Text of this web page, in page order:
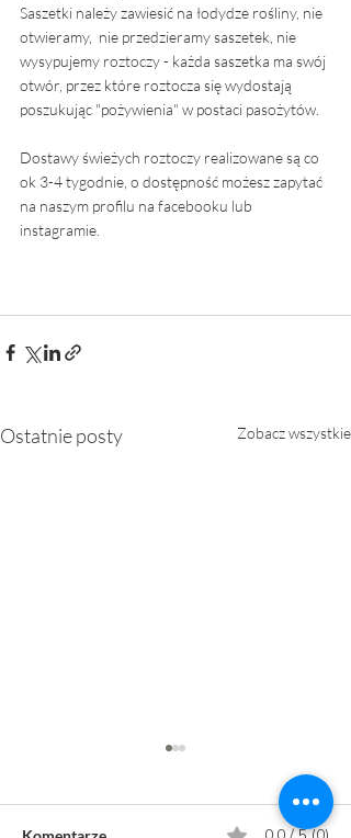
Saszetki należy zawiesić na łodydze rośliny, nie
otwieramy,  nie przedzieramy saszetek, nie
wysypujemy roztoczy - każda saszetka ma swój
otwór, przez które roztocza się wydostają
poszukując "pożywienia" w postaci pasożytów.
Dostawy świeżych roztoczy realizowane są co
ok 3-4 tygodnie, o dostępność możesz zapytać
na naszym profilu na facebooku lub
instagramie.
Ostatnie posty Zobacz wszystkie